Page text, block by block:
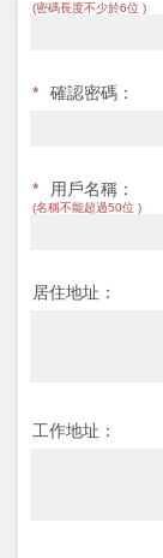
(密碼長度不少於6位 )
* 確認密碼：
* 用戶名稱：
(名稱不能超過50位 )
居住地址：
工作地址：